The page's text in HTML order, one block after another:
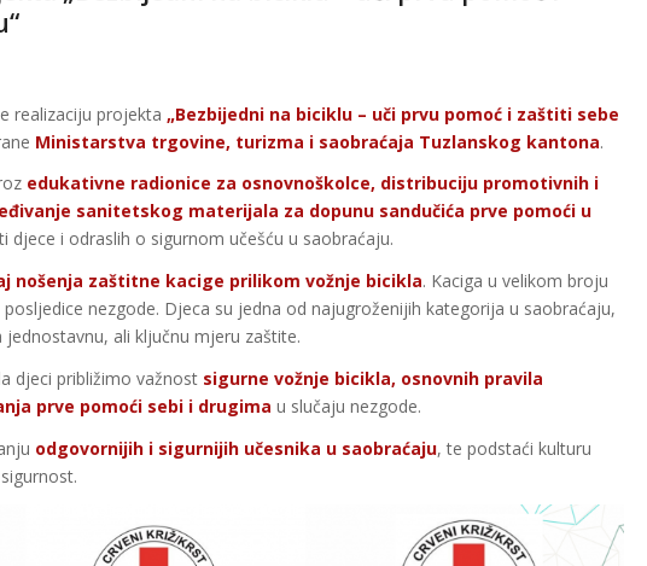
realizaciju projekta „Bezbijedni na biciklu – uči prvu pomoć i zaštiti sebe
Ministarstva trgovine, turizma i saobraćaja Tuzlanskog kantona.
edukativne radionice za osnovnoškolce, distribuciju promotivnih i
sanitetskog materijala za dopunu sandučića prve pomoći u
djece i odraslih o sigurnom učešću u saobraćaju.
nošenja zaštitne kacige prilikom vožnje bicikla. Kaciga u velikom broju
nezgode. Djeca su jedna od najugroženijih kategorija u saobraćaju,
ali ključnu mjeru zaštite.
djeci približimo važnost sigurne vožnje bicikla, osnovnih pravila
prve pomoći sebi i drugima u slučaju nezgode.
odgovornijih i sigurnijih učesnika u saobraćaju, te podstaći kulturu